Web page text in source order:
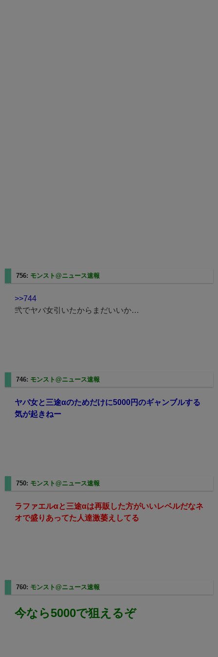
756: モンスト@ニュース速報
>>744
弐でヤバ女引いたからまだいいか…
746: モンスト@ニュース速報
ヤバ女と三途αのためだけに5000円のギャンブルする
気が起きねー
750: モンスト@ニュース速報
ラファエルαと三途αは再販した方がいいレベルだなネ
オで盛りあってた人達激萎えしてる
760: モンスト@ニュース速報
今なら5000で狙えるぞ